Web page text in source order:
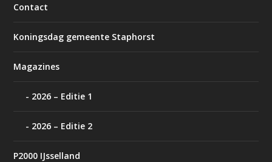
Contact
Koningsdag gemeente Staphorst
Magazines
2026 – Editie 1
2026 – Editie 2
P2000 IJsselland